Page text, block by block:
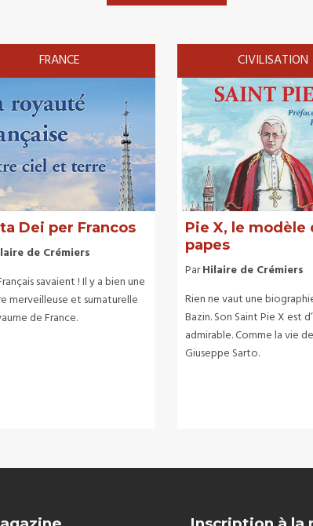
FRANCE
Dei per Francos
de Crémiers
savaient ! Il y a bien une
merveilleuse et surnaturelle
de France.
CIVILISATION
Pie X, le modèle
papes
ParHilaire de Crémiers
Rien ne vaut une
Bazin. Son Saint Pie X est
admirable. Comme la vie de
Giuseppe Sarto.